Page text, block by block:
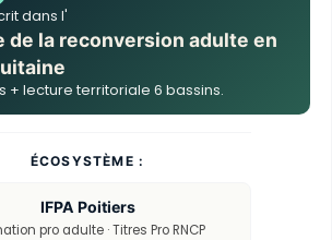
dans l'
de la reconversion adulte en
+ lecture territoriale 6 bassins.
ÉCOSYSTÈME :
IFPA Poitiers
pro adulte · Titres Pro RNCP